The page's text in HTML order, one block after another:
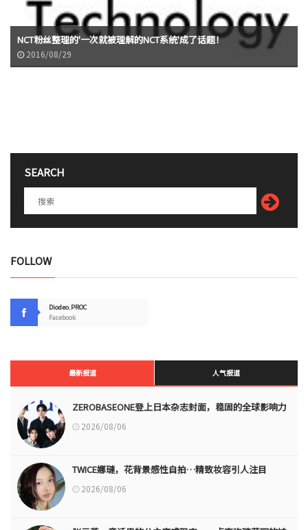
NCT粉丝整理的'一次就被理解的NCT系统'成了话题！
2016/08/29
SEARCH
FOLLOW
Diodeo.PROC
Facebook
最新报道 人气报道
ZEROBASEONE登上日本杂志封面，稳固的全球影响力
2026/08/06
TWICE娜璉，花背景感性自拍…精致妆容引人注目
2026/08/06